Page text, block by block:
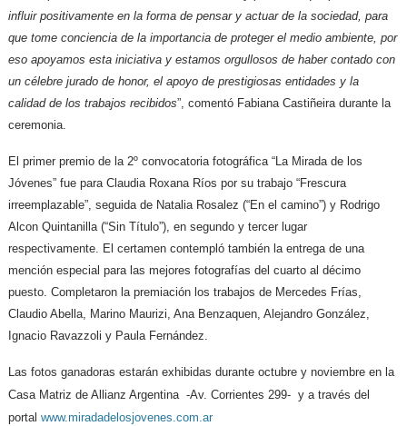
influir positivamente en la forma de pensar y actuar de la sociedad, para
que tome conciencia de la importancia de proteger el medio ambiente, por
eso apoyamos esta iniciativa y estamos orgullosos de haber contado con
un célebre jurado de honor, el apoyo de prestigiosas entidades y la
calidad de los trabajos recibidos”, comentó Fabiana Castiñeira durante la
ceremonia.
El primer premio de la 2º convocatoria fotográfica “La Mirada de los
Jóvenes” fue para Claudia Roxana Ríos por su trabajo “Frescura
irreemplazable”, seguida de Natalia Rosalez (“En el camino”) y Rodrigo
Alcon Quintanilla (“Sin Título”), en segundo y tercer lugar
respectivamente. El certamen contempló también la entrega de una
mención especial para las mejores fotografías del cuarto al décimo
puesto. Completaron la premiación los trabajos de Mercedes Frías,
Claudio Abella, Marino Maurizi, Ana Benzaquen, Alejandro González,
Ignacio Ravazzoli y Paula Fernández.
Las fotos ganadoras estarán exhibidas durante octubre y noviembre en la
Casa Matriz de Allianz Argentina -Av. Corrientes 299- y a través del
portalwww.miradadelosjovenes.com.ar